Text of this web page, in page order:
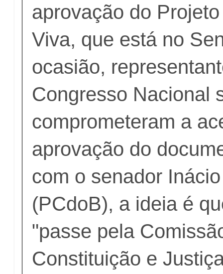
aprovação do
Viva, que está no
ocasião,
Congresso Nacional
comprometeram a
aprovação do
com o senador
(PCdoB), a ideia é
"passe pela
Constituição e